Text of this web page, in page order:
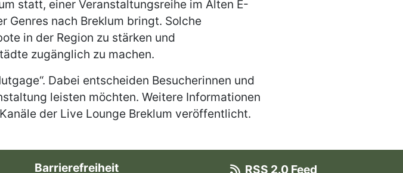
statt, einer Veranstaltungsreihe im Alten E-
Genres nach Breklum bringt. Solche
in der Region zu stärken und
zugänglich zu machen.
Dabei entscheiden Besucherinnen und
leisten möchten. Weitere Informationen
der Live Lounge Breklum veröffentlicht.
Barrierefreiheit RSS 2.0 Feed